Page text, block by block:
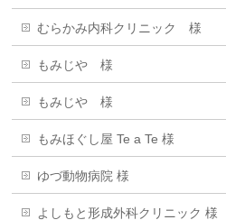
むらかみ内科クリニック 様
もみじや 様
もみじや 様
もみほぐし屋 Te a Te 様
ゆづ動物病院 様
よしもと形成外科クリニック 様